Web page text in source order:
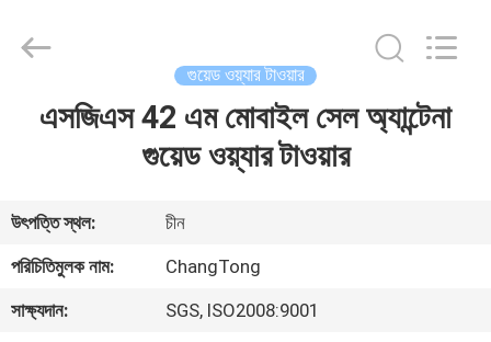
বাড়ি
আমাদের
সম্পর্কে
Structure
Reserved.
গুয়েড ওয়্যার টাওয়ার
এসজিএস 42 এম মোবাইল সেল অ্যান্টেনা
গুয়েড ওয়্যার টাওয়ার
উৎপত্তি স্থল:
চীন
পরিচিতিমুলক নাম:
ChangTong
সাক্ষ্যদান:
SGS, ISO2008:9001